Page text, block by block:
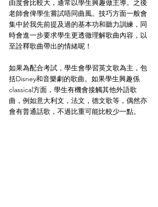
由度會比較大，通常以學生興趣做主導。之後
老師會俾學生嘗試唔同曲風。技巧方面一般會
集中於我先前提及過的基本功和聽力訓練，同
時會進一步要求學生更透徹理解歌曲內容，以
至詮釋歌曲帶出的情緒呢！
如果為配合考試，學生會學習英文歌為主，包
括Disney和音樂劇的歌曲。如果學生興趣係
classical方面，學生有機會接觸其他外語歌
曲，例如意大利文，法文，德文歌等，偶然亦
會有普通話歌，不過比重可能比較少一點。